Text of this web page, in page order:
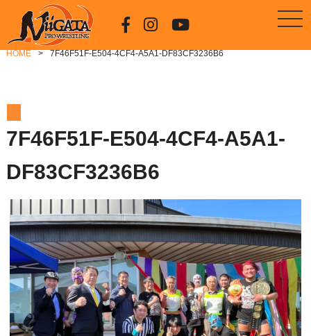
HOME 7F46F51F-E504-4CF4-A5A1-DF83CF3236B6
7F46F51F-E504-4CF4-A5A1-
DF83CF3236B6